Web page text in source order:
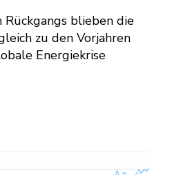
blieben die
zu den Vorjahren
Energiekrise